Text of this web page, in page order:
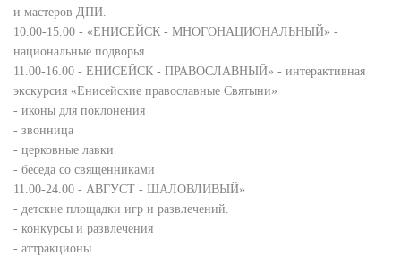
и мастеров ДПИ.
10.00-15.00 - «ЕНИСЕЙСК - МНОГОНАЦИОНАЛЬНЫЙ» -
национальные подворья.
11.00-16.00 - ЕНИСЕЙСК - ПРАВОСЛАВНЫЙ» - интерактивная
экскурсия «Енисейские православные Святыни»
- иконы для поклонения
- звонница
- церковные лавки
- беседа со священниками
11.00-24.00 - АВГУСТ - ШАЛОВЛИВЫЙ»
- детские площадки игр и развлечений.
- конкурсы и развлечения
- аттракционы